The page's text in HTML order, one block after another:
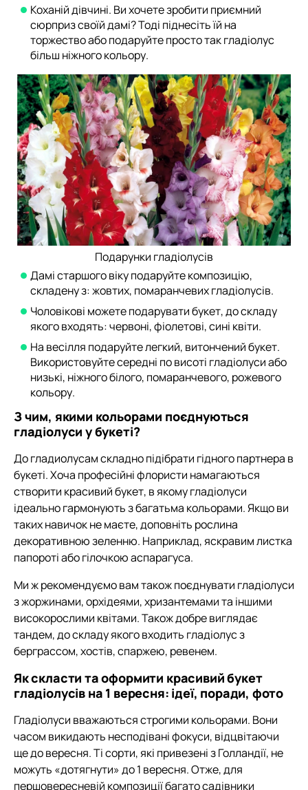
Коханій дівчині. Ви хочете зробити приємний
сюрприз своїй дамі? Тоді піднесіть їй на
торжество або подаруйте просто так гладіолус
більш ніжного кольору.
Подарунки гладіолусів
Дамі старшого віку подаруйте композицію,
складену з: жовтих, помаранчевих гладіолусів.
Чоловікові можете подарувати букет, до складу
якого входять: червоні, фіолетові, сині квіти.
На весілля подаруйте легкий, витончений букет.
Використовуйте середні по висоті гладіолуси або
низькі, ніжного білого, помаранчевого, рожевого
кольору.
З чим, якими кольорами поєднуються
гладіолуси у букеті?
До гладиолусам складно підібрати гідного партнера в
букеті. Хоча професійні флористи намагаються
створити красивий букет, в якому гладіолуси
ідеально гармонують з багатьма кольорами. Якщо ви
таких навичок не маєте, доповніть рослина
декоративною зеленню. Наприклад, яскравим листка
папороті або гілочкою аспарагуса.
Ми ж рекомендуємо вам також поєднувати гладіолуси
з жоржинами, орхідеями, хризантемами та іншими
високорослими квітами. Також добре виглядає
тандем, до складу якого входить гладіолус з
берграссом, хостів, спаржею, ревенем.
Як скласти та оформити красивий букет
гладіолусів на 1 вересня: ідеї, поради, фото
Гладіолуси вважаються строгими кольорами. Вони
часом викидають несподівані фокуси, відцвітаючи
ще до вересня. Ті сорти, які привезені з Голландії, не
можуть «дотягнути» до 1 вересня. Отже, для
першовересневій композиції багато садівники